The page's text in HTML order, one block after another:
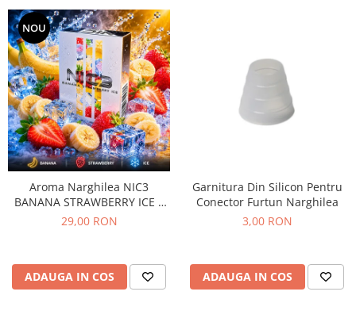
NOU
Aroma Narghilea NIC3
BANANA STRAWBERRY ICE –
Banane cu capsuni si gheata,
29,00 RON
ADAUGA IN COS
Garnitura Din Silicon Pentru
Conector Furtun Narghilea
3,00 RON
ADAUGA IN COS